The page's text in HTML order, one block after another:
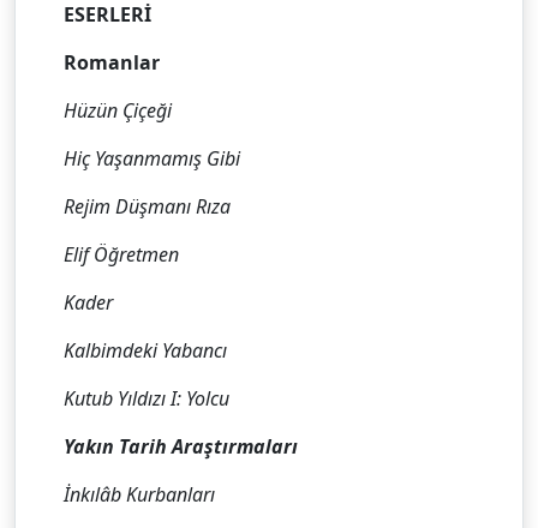
ESERLERİ
Romanlar
Hüzün Çiçeği
Hiç Yaşanmamış Gibi
Rejim Düşmanı Rıza
Elif Öğretmen
Kader
Kalbimdeki Yabancı
Kutub Yıldızı I: Yolcu
Yakın Tarih Araştırmaları
İnkılâb Kurbanları